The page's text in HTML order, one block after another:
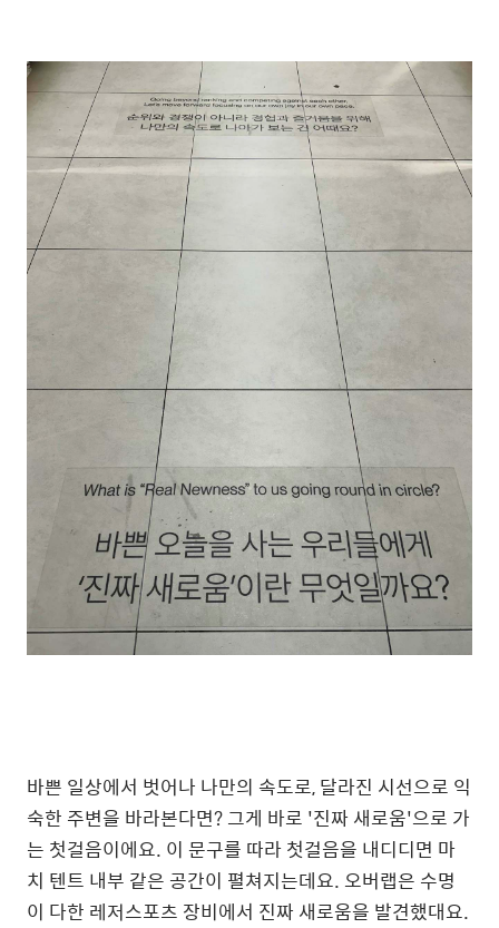
바쁜 일상에서 벗어나 나만의 속도로, 달라진 시선으로 익
숙한 주변을 바라본다면? 그게 바로 '진짜 새로움'으로 가
는 첫걸음이에요. 이 문구를 따라 첫걸음을 내디디면 마
치 텐트 내부 같은 공간이 펼쳐지는데요. 오버랩은 수명
이 다한 레저스포츠 장비에서 진짜 새로움을 발견했대요.